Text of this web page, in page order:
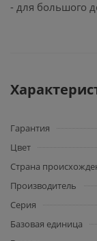
- для большого
Гарантия
Цвет
Страна
Производитель
Серия
Базовая единица